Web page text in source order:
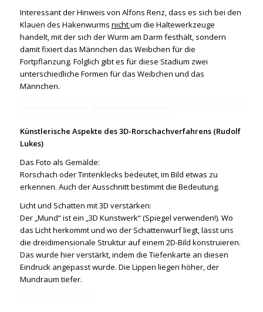
Interessant der Hinweis von Alfons Renz, dass es sich bei den
Klauen des Hakenwurms nichtum die Haltewerkzeuge
handelt, mit der sich der Wurm am Darm festhält, sondern
damit fixiert das Männchen das Weibchen für die
Fortpflanzung. Folglich gibt es für diese Stadium zwei
unterschiedliche Formen für das Weibchen und das
Männchen.
Künstlerische Aspekte des 3D-Rorschachverfahrens (Rudolf
Lukes)
Das Foto als Gemälde:
Rorschach oder Tintenklecks bedeutet, im Bild etwas zu
erkennen. Auch der Ausschnitt bestimmt die Bedeutung.
Licht und Schatten mit 3D verstärken:
Der „Mund“ ist ein „3D Kunstwerk“ (Spiegel verwenden!). Wo
das Licht herkommt und wo der Schattenwurf liegt, lässt uns
die dreidimensionale Struktur auf einem 2D-Bild konstruieren.
Das wurde hier verstärkt, indem die Tiefenkarte an diesen
Eindruck angepasst wurde. Die Lippen liegen höher, der
Mundraum tiefer.